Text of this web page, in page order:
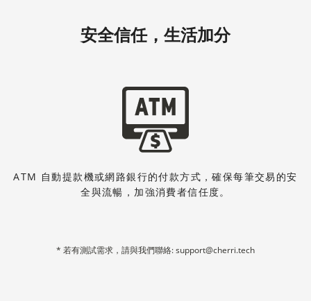
安全信任，生活加分
ATM 自動提款機或網路銀行的付款方式，確保每筆交易的安
全與流暢，加強消費者信任度。
* 若有測試需求，請與我們聯絡: support@cherri.tech